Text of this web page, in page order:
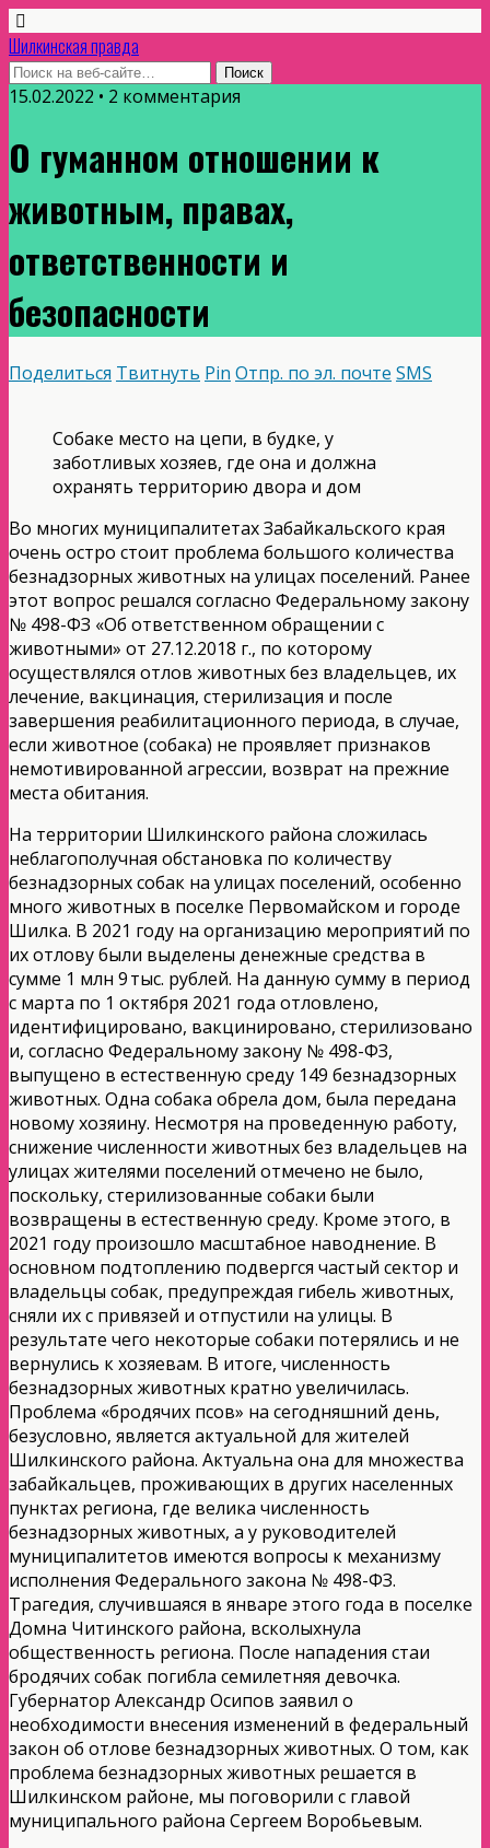
Шилкинская правда
15.02.2022 • 2 комментария
О гуманном отношении к
животным, правах,
ответственности и
безопасности
Поделиться Твитнуть Pin Отпр. по эл. почте SMS
Собаке место на цепи, в будке, у
заботливых хозяев, где она и должна
охранять территорию двора и дом
Во многих муниципалитетах Забайкальского края
очень остро стоит проблема большого количества
безнадзорных животных на улицах поселений. Ранее
этот вопрос решался согласно Федеральному закону
№ 498-ФЗ «Об ответственном обращении с
животными» от 27.12.2018 г., по которому
осуществлялся отлов животных без владельцев, их
лечение, вакцинация, стерилизация и после
завершения реабилитационного периода, в случае,
если животное (собака) не проявляет признаков
немотивированной агрессии, возврат на прежние
места обитания.
На территории Шилкинского района сложилась
неблагополучная обстановка по количеству
безнадзорных собак на улицах поселений, особенно
много животных в поселке Первомайском и городе
Шилка. В 2021 году на организацию мероприятий по
их отлову были выделены денежные средства в
сумме 1 млн 9 тыс. рублей. На данную сумму в период
с марта по 1 октября 2021 года отловлено,
идентифицировано, вакцинировано, стерилизовано
и, согласно Федеральному закону № 498-ФЗ,
выпущено в естественную среду 149 безнадзорных
животных. Одна собака обрела дом, была передана
новому хозяину. Несмотря на проведенную работу,
снижение численности животных без владельцев на
улицах жителями поселений отмечено не было,
поскольку, стерилизованные собаки были
возвращены в естественную среду. Кроме этого, в
2021 году произошло масштабное наводнение. В
основном подтоплению подвергся частый сектор и
владельцы собак, предупреждая гибель животных,
сняли их с привязей и отпустили на улицы. В
результате чего некоторые собаки потерялись и не
вернулись к хозяевам. В итоге, численность
безнадзорных животных кратно увеличилась.
Проблема «бродячих псов» на сегодняшний день,
безусловно, является актуальной для жителей
Шилкинского района. Актуальна она для множества
забайкальцев, проживающих в других населенных
пунктах региона, где велика численность
безнадзорных животных, а у руководителей
муниципалитетов имеются вопросы к механизму
исполнения Федерального закона № 498-ФЗ.
Трагедия, случившаяся в январе этого года в поселке
Домна Читинского района, всколыхнула
общественность региона. После нападения стаи
бродячих собак погибла семилетняя девочка.
Губернатор Александр Осипов заявил о
необходимости внесения изменений в федеральный
закон об отлове безнадзорных животных. О том, как
проблема безнадзорных животных решается в
Шилкинском районе, мы поговорили с главой
муниципального района Сергеем Воробьевым.